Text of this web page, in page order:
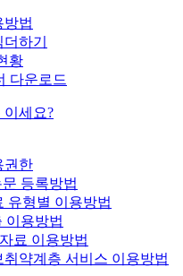
방법
하기
황
다운로드
이세요?
권한
등록방법
유형별 이용방법
이용방법
료 이용방법
취약계층 서비스 이용방법